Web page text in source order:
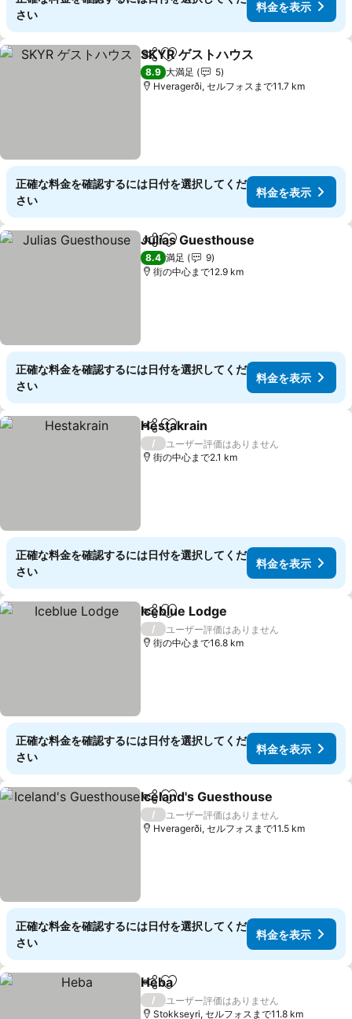
さい
料金を表示
シェアお気に入りに追加
SKYR ゲストハウス
8.9 大満足
5
Hveragerði, セルフォスまで11.7 km
正確な料金を確認するには日付を選択してくだ
さい
料金を表示
シェアお気に入りに追加
Julias Guesthouse
8.4 満足
9
街の中心まで12.9 km
正確な料金を確認するには日付を選択してくだ
さい
料金を表示
シェアお気に入りに追加
Hestakrain
/
ユーザー評価はありません
街の中心まで2.1 km
正確な料金を確認するには日付を選択してくだ
さい
料金を表示
シェアお気に入りに追加
Iceblue Lodge
/
ユーザー評価はありません
街の中心まで16.8 km
正確な料金を確認するには日付を選択してくだ
さい
料金を表示
シェアお気に入りに追加
Iceland's Guesthouse
/
ユーザー評価はありません
Hveragerði, セルフォスまで11.5 km
正確な料金を確認するには日付を選択してくだ
さい
料金を表示
シェアお気に入りに追加
Heba
/
ユーザー評価はありません
Stokkseyri, セルフォスまで11.8 km